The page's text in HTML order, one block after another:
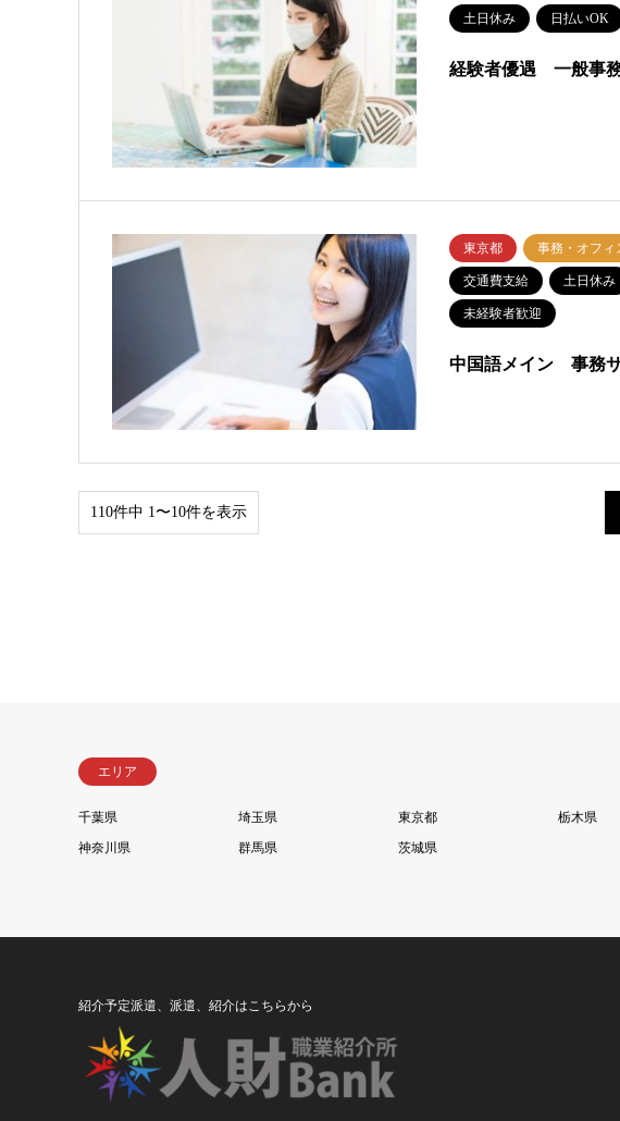
土日休み 日払いOK
経験者優遇 一般事
東京都 事務・オフィ
交通費支給 土日休み
未経験者歓迎
中国語メイン 事務
110件中 1〜10件を表示
エリア
千葉県 埼玉県 東京都
栃木県
神奈川県
群馬県 茨城県
紹介予定派遣、派遣、紹介はこちらから